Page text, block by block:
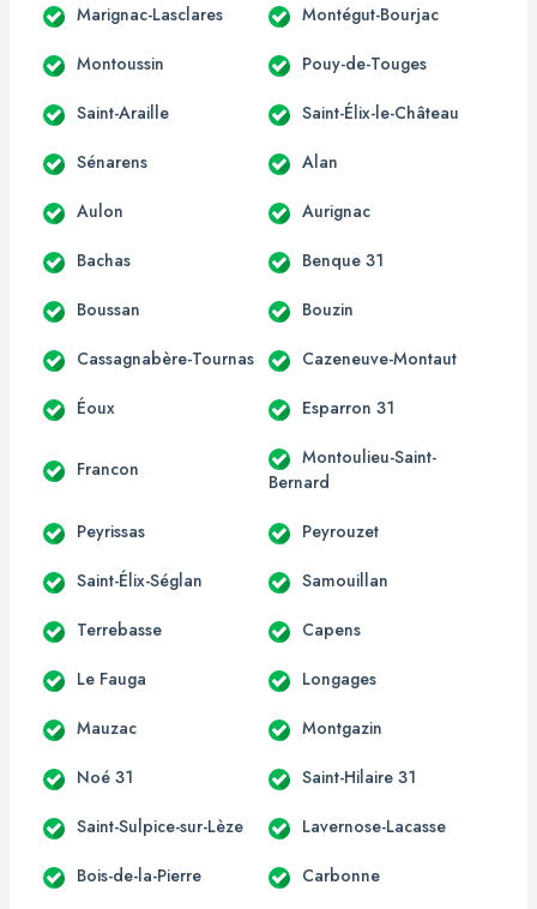
Marignac-Lasclares Montégut-Bourjac
Montoussin Pouy-de-Touges
Saint-Araille Saint-Élix-le-Château
Sénarens Alan
Aulon Aurignac
Bachas Benque 31
Boussan Bouzin
Cassagnabère-Tournas Cazeneuve-Montaut
Éoux Esparron 31
Francon
Montoulieu-Saint-
Bernard
Peyrissas Peyrouzet
Saint-Élix-Séglan Samouillan
Terrebasse Capens
Le Fauga Longages
Mauzac Montgazin
Noé 31 Saint-Hilaire 31
Saint-Sulpice-sur-Lèze Lavernose-Lacasse
Bois-de-la-Pierre Carbonne